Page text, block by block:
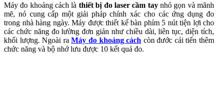
Máy đo khoảng cách là thiết bị đo laser cầm taynhỏ gọn và mãnh
mẽ, nó cung cấp một giải pháp chính xác cho các ứng dụng đo
trong nhà hàng ngày. Máy được thiết kế bàn phím 5 nút tiện lợi cho
các chức năng đo lường đơn giản như chiều dài, liên tục, diện tích,
khối lượng. Ngoài ra Máy đo khoảng cách còn đước cải tiến thêm
chức năng và bộ nhớ lưu được 10 kết quả đo.